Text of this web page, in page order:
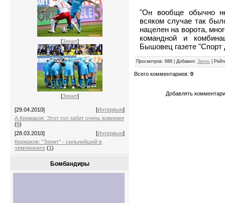
[Зенит]
[Зенит]
[29.04.2010] [Интервью]
А.Кержаков: Этот гол забит очень вовремя
(0)
[28.03.2010]
[Интервью]
Кержаков: "Зенит" - сильнейший в
чемпионате (1)
Бомбандиры
"Он вообще обычно
всяком случае так
нацелен на ворота,
командной и
Бышовец газете "Спорт
Просмотров: 688 | Добавил: Зверь
Всего комментариев: 0
Добавлять